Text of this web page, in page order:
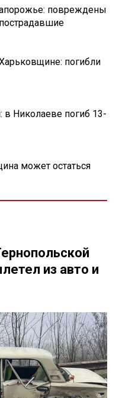
повреждены
погибли
Николаеве погиб 13-
может остаться
из авто и